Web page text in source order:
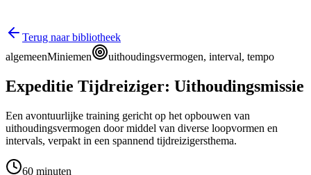
Terug naar bibliotheek
algemeenMiniemen uithoudingsvermogen, interval, tempo
Expeditie Tijdreiziger: Uithoudingsmissie
Een avontuurlijke training gericht op het opbouwen van
uithoudingsvermogen door middel van diverse loopvormen en
intervals, verpakt in een spannend tijdreizigersthema.
60 minuten